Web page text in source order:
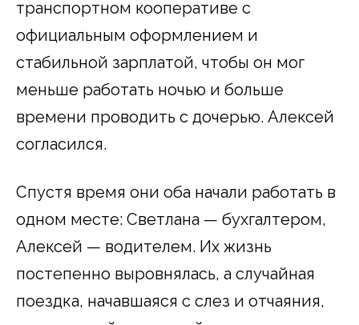
транспортном кооперативе с
официальным оформлением и
стабильной зарплатой, чтобы он мог
меньше работать ночью и больше
времени проводить с дочерью. Алексей
согласился.
Спустя время они оба начали работать в
одном месте: Светлана — бухгалтером,
Алексей — водителем. Их жизнь
постепенно выровнялась, а случайная
поездка, начавшаяся с слез и отчаяния,